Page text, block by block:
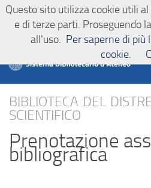
Salta al contenuto
Sistema bibliotecario
biblioteca del
scientifico
Prenotazione
bibliografica
Questo sito utilizza cookie utili
e di terze parti. Proseguendo
all'uso. Per saperne di
cookie.